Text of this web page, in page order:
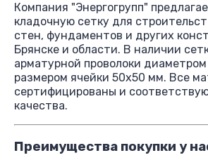
Компания "Энергогрупп"
кладочную сетку для
стен, фундаментов и других
Брянске и области. В наличии
арматурной проволоки
размером ячейки 50х50 мм. Все
сертифицированы и
качества.
Преимущества покупки у